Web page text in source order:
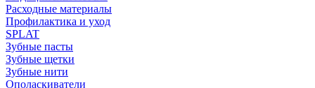
Расходные материалы
Профилактика и уход
SPLAT
Зубные пасты
Зубные щетки
Зубные нити
Ополаскиватели